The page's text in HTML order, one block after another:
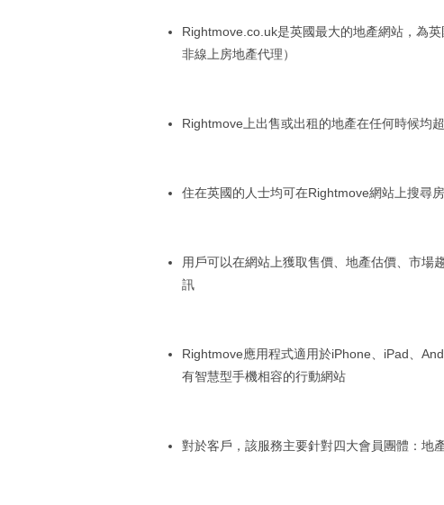
Rightmove.co.uk是英國最大的地產網站，為
非線上房地產代理）
Rightmove上出售或出租的地產在任何時候均
住在英國的人士均可在Rightmove網站上搜尋
用戶可以在網站上獲取售價、地產估價、市場
訊
Rightmove應用程式適用於iPhone、iPad、
有智慧型手機相容的行動網站
對於客戶，該服務主要針對四大會員團體：地